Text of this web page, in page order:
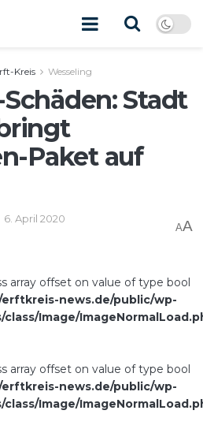
Kreis Wesseling
Stadt
Paket auf
6. April 2020
AA
array offset on value of type bool
news.de/public/wp-
Image/
array offset on value of type bool
news.de/public/wp-
Image/